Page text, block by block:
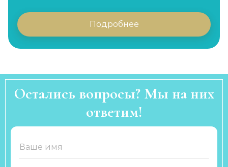
Подробнее
Остались вопросы? Мы на них
ответим!